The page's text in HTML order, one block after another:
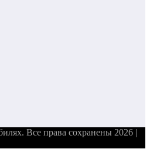
Все права сохранены 2026 |